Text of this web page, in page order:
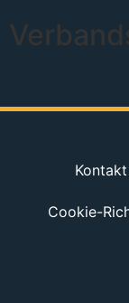
Kontakt
Cookie-